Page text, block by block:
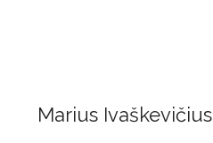
Marius Ivaškevičius